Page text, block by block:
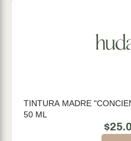
TINTURA MADRE
50 ML
$